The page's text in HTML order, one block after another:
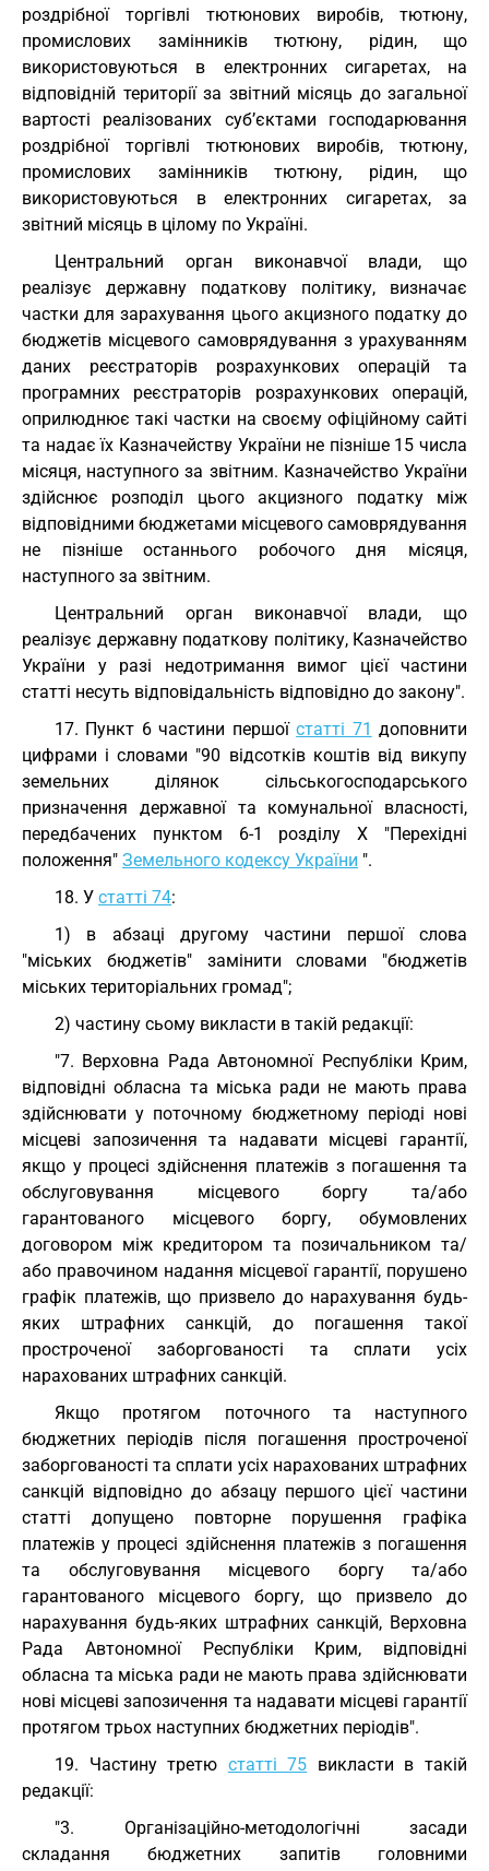
роздрібної торгівлі тютюнових виробів, тютюну,
промислових замінників тютюну, рідин, що
використовуються в електронних сигаретах, на
відповідній території за звітний місяць до загальної
вартості реалізованих суб’єктами господарювання
роздрібної торгівлі тютюнових виробів, тютюну,
промислових замінників тютюну, рідин, що
використовуються в електронних сигаретах, за
звітний місяць в цілому по Україні.
Центральний орган виконавчої влади, що
реалізує державну податкову політику, визначає
частки для зарахування цього акцизного податку до
бюджетів місцевого самоврядування з урахуванням
даних реєстраторів розрахункових операцій та
програмних реєстраторів розрахункових операцій,
оприлюднює такі частки на своєму офіційному сайті
та надає їх Казначейству України не пізніше 15 числа
місяця, наступного за звітним. Казначейство України
здійснює розподіл цього акцизного податку між
відповідними бюджетами місцевого самоврядування
не пізніше останнього робочого дня місяця,
наступного за звітним.
Центральний орган виконавчої влади, що
реалізує державну податкову політику, Казначейство
України у разі недотримання вимог цієї частини
статті несуть відповідальність відповідно до закону".
17. Пункт 6 частини першоїстатті 71 доповнити
цифрами і словами "90 відсотків коштів від викупу
земельних ділянок сільськогосподарського
призначення державної та комунальної власності,
передбачених пунктом 6-1 розділу X "Перехідні
положення" Земельного кодексу України ".
18. У статті 74:
1) в абзаці другому частини першої слова
"міських бюджетів" замінити словами "бюджетів
міських територіальних громад";
2) частину сьому викласти в такій редакції:
"7. Верховна Рада Автономної Республіки Крим,
відповідні обласна та міська ради не мають права
здійснювати у поточному бюджетному періоді нові
місцеві запозичення та надавати місцеві гарантії,
якщо у процесі здійснення платежів з погашення та
обслуговування місцевого боргу та/або
гарантованого місцевого боргу, обумовлених
договором між кредитором та позичальником та/
або правочином надання місцевої гарантії, порушено
графік платежів, що призвело до нарахування будь-
яких штрафних санкцій, до погашення такої
простроченої заборгованості та сплати усіх
нарахованих штрафних санкцій.
Якщо протягом поточного та наступного
бюджетних періодів після погашення простроченої
заборгованості та сплати усіх нарахованих штрафних
санкцій відповідно до абзацу першого цієї частини
статті допущено повторне порушення графіка
платежів у процесі здійснення платежів з погашення
та обслуговування місцевого боргу та/або
гарантованого місцевого боргу, що призвело до
нарахування будь-яких штрафних санкцій, Верховна
Рада Автономної Республіки Крим, відповідні
обласна та міська ради не мають права здійснювати
нові місцеві запозичення та надавати місцеві гарантії
протягом трьох наступних бюджетних періодів".
19. Частину третю статті 75 викласти в такій
редакції:
"3. Організаційно-методологічні засади
складання бюджетних запитів головними